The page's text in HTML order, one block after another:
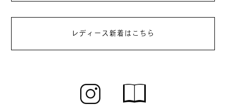
レディース新着はこちら